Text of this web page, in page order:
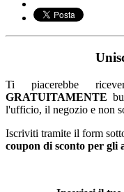
Ti piacerebbe
GRATUITAMENTE
l'ufficio, il negozio e non
Iscriviti tramite il form
coupon di sconto per gli